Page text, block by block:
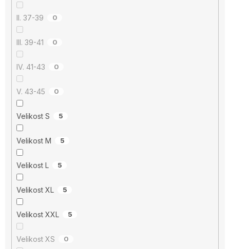
II. 37-39 0
III. 39-41 0
IV. 41-43 0
V. 43-45 0
Velikost S 5
Velikost M 5
Velikost L 5
Velikost XL 5
Velikost XXL 5
Velikost XS 0